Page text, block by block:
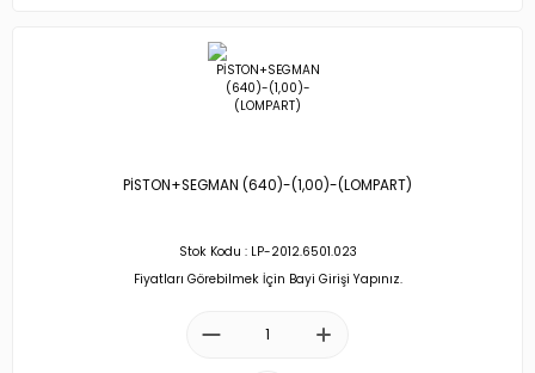
PİSTON+SEGMAN (640)-(1,00)-(LOMPART)
Stok Kodu : LP-2012.6501.023
Fiyatları Görebilmek İçin Bayi Girişi Yapınız.